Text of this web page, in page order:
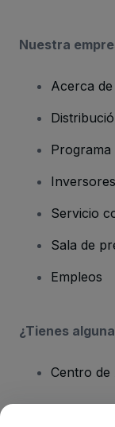
Nuestra
Acerca
Programa
Inversores
Servicio
Sala de
Empleos
¿Tienes
Centro de